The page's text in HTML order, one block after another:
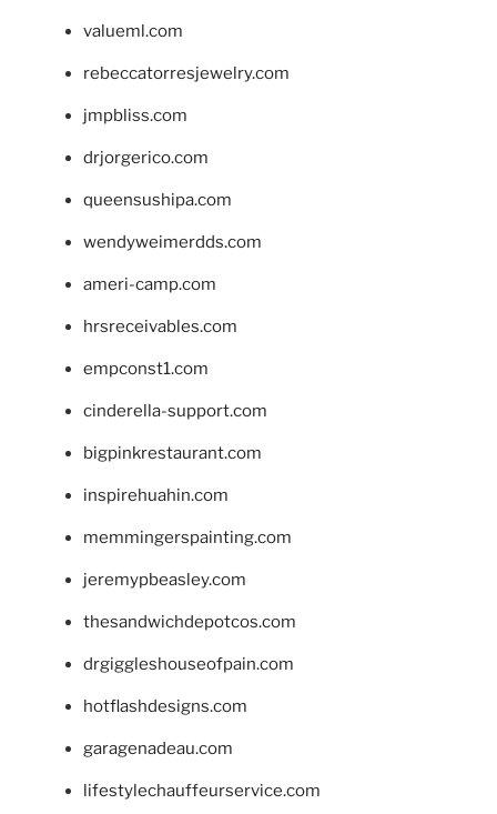
valueml.com
rebeccatorresjewelry.com
jmpbliss.com
drjorgerico.com
queensushipa.com
wendyweimerdds.com
ameri-camp.com
hrsreceivables.com
empconst1.com
cinderella-support.com
bigpinkrestaurant.com
inspirehuahin.com
memmingerspainting.com
jeremypbeasley.com
thesandwichdepotcos.com
drgiggleshouseofpain.com
hotflashdesigns.com
garagenadeau.com
lifestylechauffeurservice.com